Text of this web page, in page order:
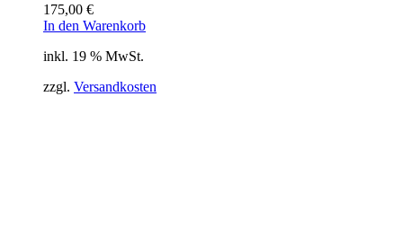
175,00 €
In den Warenkorb
inkl. 19 % MwSt.
zzgl. Versandkosten